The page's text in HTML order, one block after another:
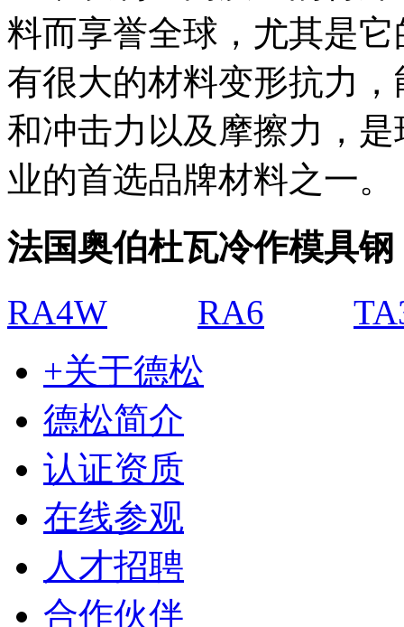
料而享誉全球，尤其是
有很大的材料变形抗力
和冲击力以及摩擦力，
业的首选品牌材料之一。
法国奥伯杜瓦冷作模具钢
RA4W
RA6
+关于德松
德松简介
认证资质
在线参观
人才招聘
合作伙伴